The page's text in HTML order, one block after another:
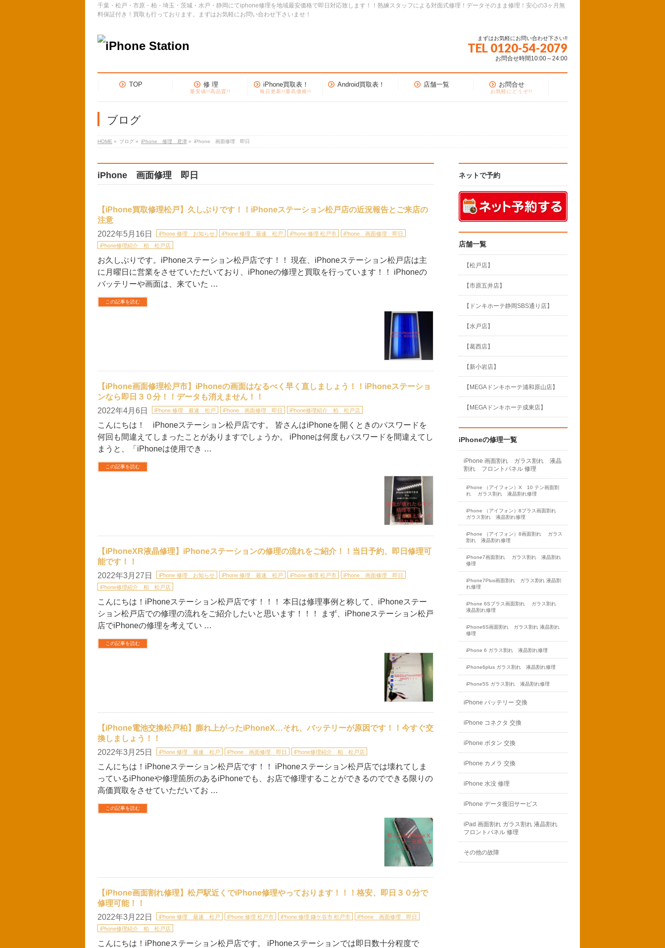
千葉・松戸・市原・柏・埼玉・茨城・水戸・静岡にてiphone修理を地域最安価格で即日対応致します！！熟練スタッフによる対面式修理！データそのまま修理！安心の3ヶ月無
料保証付き！買取も行っております。まずはお気軽にお問い合わせ下さいませ！
まずはお気軽にお問い合わせ下さい!!
TEL 0120-54-2079
お問合せ時間10:00～24:00
TOP 修 理
最安値!!高品質!!
iPhone買取表！
毎日更新!!最高価格!!
Android買取表！ 店舗一覧 お問合せ
お気軽にどうぞ!!
ブログ
HOME » ブログ » iPhone 修理 君津 » iPhone 画面修理 即日
iPhone 画面修理 即日
【iPhone買取修理松戸】久しぶりです！！iPhoneステーション松戸店の近況報告とご来店の
注意
2022年5月16日
iPhone 修理 お知らせ iPhone 修理 最速 松戸 iPhone 修理 松戸市
iPhone 画面修理 即日
iPhone修理紹介 柏 松戸店
お久しぶりです。iPhoneステーション松戸店です！！ 現在、iPhoneステーション松戸店は主
に月曜日に営業をさせていただいており、iPhoneの修理と買取を行っています！！ iPhoneの
バッテリーや画面は、来ていた …
この記事を読む
【iPhone画面修理松戸市】iPhoneの画面はなるべく早く直しましょう！！iPhoneステーショ
ンなら即日３０分！！データも消えません！！
2022年4月6日
iPhone 修理 最速 松戸 iPhone 画面修理 即日 iPhone修理紹介 柏 松戸店
こんにちは！ iPhoneステーション松戸店です。 皆さんはiPhoneを開くときのパスワードを
何回も間違えてしまったことがありますでしょうか。 iPhoneは何度もパスワードを間違えてし
まうと、「iPhoneは使用でき …
この記事を読む
【iPhoneXR液晶修理】iPhoneステーションの修理の流れをご紹介！！当日予約、即日修理可
能です！！
2022年3月27日
iPhone 修理 お知らせ iPhone 修理 最速 松戸 iPhone 修理 松戸市
iPhone 画面修理 即日
iPhone修理紹介 柏 松戸店
こんにちは！iPhoneステーション松戸店です！！！ 本日は修理事例と称して、iPhoneステー
ション松戸店での修理の流れをご紹介したいと思います！！！ まず、iPhoneステーション松戸
店でiPhoneの修理を考えてい …
この記事を読む
【iPhone電池交換松戸柏】膨れ上がったiPhoneX…それ、バッテリーが原因です！！今すぐ交
換しましょう！！
2022年3月25日
iPhone 修理 最速 松戸 iPhone 画面修理 即日 iPhone修理紹介 柏 松戸店
こんにちは！iPhoneステーション松戸店です！！ iPhoneステーション松戸店では壊れてしま
っているiPhoneや修理箇所のあるiPhoneでも、お店で修理することができるのでできる限りの
高価買取をさせていただいてお …
この記事を読む
【iPhone画面割れ修理】松戸駅近くでiPhone修理やっております！！！格安、即日３０分で
修理可能！！
2022年3月22日
iPhone 修理 最速 松戸 iPhone 修理 松戸市 iPhone 修理 鎌ケ谷市 松戸市
iPhone 画面修理 即日
iPhone修理紹介 柏 松戸店
こんにちは！iPhoneステーション松戸店です。 iPhoneステーションでは即日数十分程度で
ネットで予約
店舗一覧
【松戸店】
【市原五井店】
【ドンキホーテ静岡SBS通り店】
【水戸店】
【葛西店】
【新小岩店】
【MEGAドンキホーテ浦和原山店】
【MEGAドンキホーテ成東店】
iPhoneの修理一覧
iPhone 画面割れ ガラス割れ 液晶
割れ フロントパネル 修理
iPhone （アイフォン）X 10 テン画面割
れ ガラス割れ 液晶割れ修理
iPhone （アイフォン）8プラス画面割れ
ガラス割れ 液晶割れ修理
iPhone （アイフォン）8画面割れ ガラス
割れ 液晶割れ修理
iPhone7画面割れ ガラス割れ 液晶割れ
修理
iPhone7Plus画面割れ ガラス割れ 液晶割
れ修理
iPhone 6Sプラス画面割れ ガラス割れ
液晶割れ修理
iPhone6S画面割れ ガラス割れ 液晶割れ
修理
iPhone 6 ガラス割れ 液晶割れ修理
iPhone6plus ガラス割れ 液晶割れ修理
iPhone5S ガラス割れ 液晶割れ修理
iPhone バッテリー 交換
iPhone コネクタ 交換
iPhone ボタン 交換
iPhone カメラ 交換
iPhone 水没 修理
iPhone データ復旧サービス
iPad 画面割れ ガラス割れ 液晶割れ
フロントパネル 修理
その他の故障